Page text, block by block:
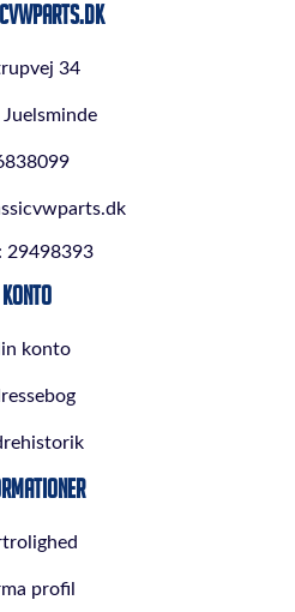
34
29498393
Konto
konto
profil